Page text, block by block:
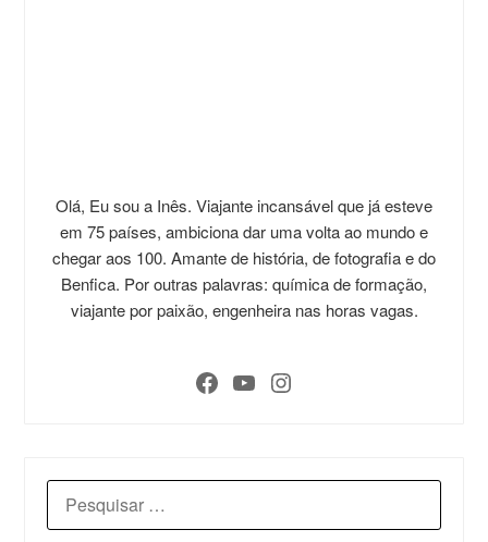
Olá, Eu sou a Inês. Viajante incansável que já esteve
em 75 países, ambiciona dar uma volta ao mundo e
chegar aos 100. Amante de história, de fotografia e do
Benfica. Por outras palavras: química de formação,
viajante por paixão, engenheira nas horas vagas.